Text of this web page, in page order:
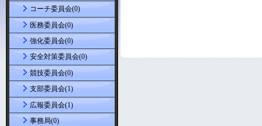
コーチ委員会(0)
医務委員会(0)
強化委員会(0)
安全対策委員会(0)
競技委員会(0)
支部委員会(1)
広報委員会(1)
事務局(0)